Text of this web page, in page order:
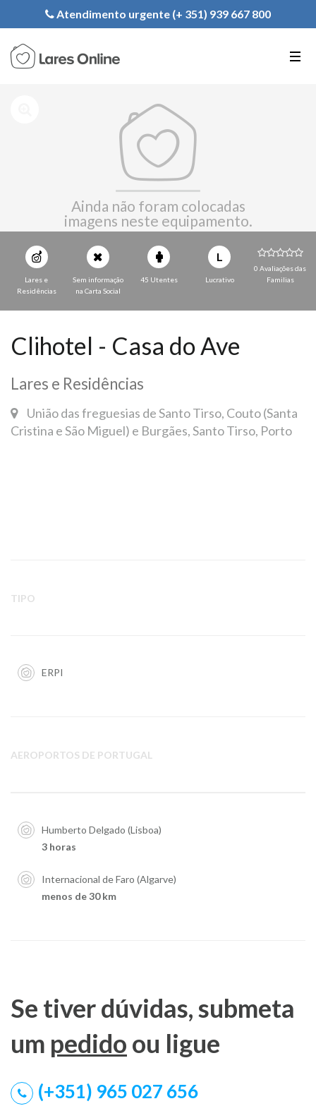
Registe a sua Instituição
Atendimento urgente (+ 351) 939 667 800
Ainda não foram colocadas
imagens neste equipamento.
Lares e
Residências
Sem informação
na Carta Social
45 Utentes
L
Lucrativo
0 Avaliações das
Familias
Clihotel - Casa do Ave
Lares e Residências
União das freguesias de Santo Tirso, Couto (Santa
Cristina e São Miguel) e Burgães, Santo Tirso, Porto
TIPO
ERPI
AEROPORTOS DE PORTUGAL
Humberto Delgado (Lisboa)
3 horas
Internacional de Faro (Algarve)
menos de 30 km
Se tiver dúvidas, submeta
um pedido ou ligue
(+351) 965 027 656